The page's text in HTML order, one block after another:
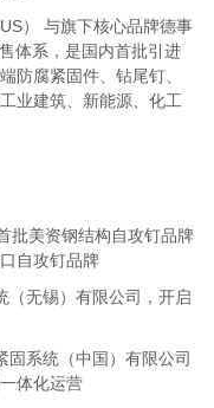
） 与旗下核心品牌德事
体系，是国内首批引进
防腐紧固件、钻尾钉、
业建筑、新能源、化工
批美资钢结构自攻钉品牌
自攻钉品牌
（无锡）有限公司，开启
固系统（中国）有限公司
体化运营